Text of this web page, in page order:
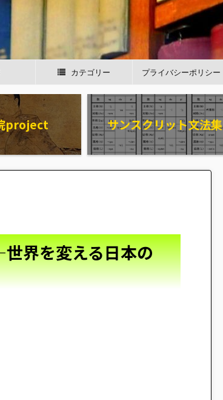
カテゴリー プライバシーポリシー
project サンスクリット文法集
界を変える日本の